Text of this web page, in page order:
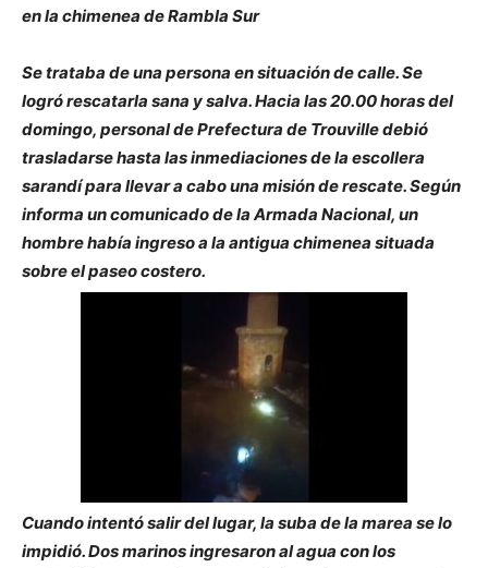
en la chimenea de Rambla Sur
Se trataba de una persona en situación de calle. Se
logró rescatarla sana y salva. Hacia las 20.00 horas del
domingo, personal de Prefectura de Trouville debió
trasladarse hasta las inmediaciones de la escollera
sarandí para llevar a cabo una misión de rescate. Según
informa un comunicado de la Armada Nacional, un
hombre había ingreso a la antigua chimenea situada
sobre el paseo costero.
Cuando intentó salir del lugar, la suba de la marea se lo
impidió. Dos marinos ingresaron al agua con los